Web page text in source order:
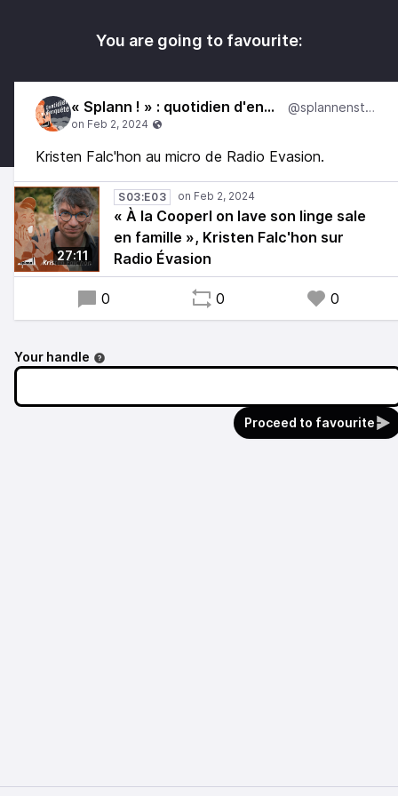
You are going to favourite:
« Splann ! » : quotidien d'enquête @splannenstudio
Kristen Falc'hon au micro de Radio Evasion.
27:11
S03:E03
« À la Cooperl on lave son linge sale
en famille », Kristen Falc'hon sur
Radio Évasion
0 0 0
Your handle
Proceed to favourite